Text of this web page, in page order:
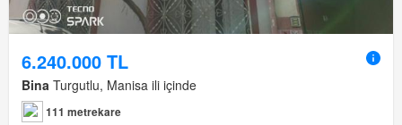
6.240.000 TL
Bina Turgutlu, Manisa ili içinde
111 metrekare